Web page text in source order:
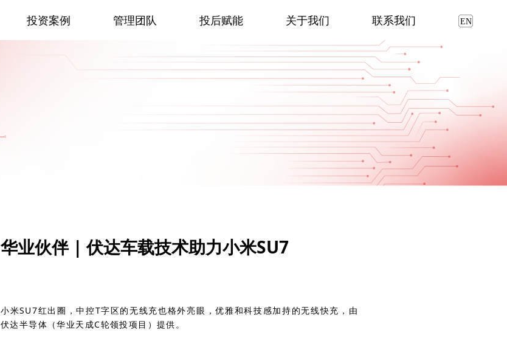
投资案例 管理团队 投后赋能 关于我们 联系我们
华业伙伴 | 伏达车载技术助力小米SU7
小米SU7红出圈，中控T字区的无线充也格外亮眼，优雅和科技感加持的无线快充，由
伏达半导体（华业天成C轮领投项目）提供。